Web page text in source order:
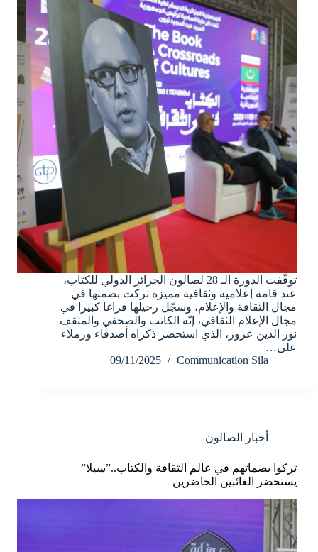
توقّفت الدورة الـ 28 لصالون الجزائر الدولي للكتاب،
عند قامة إعلامية وثقافية مميزة تركت بصمتها في
مجال الثقافة والإعلام، وسجّل رحيلها فراغا كبيرا في
مجال الإعلام الثقافي، إنّه الكاتب والصحفي والمثقف
نور الدين عزوز، الذي استحضر ذكراه أصدقاء وزملاء
على…
Communication Sila
09/11/2025
أخبار الصالون
تركوا بصماتهم في عالم الثقافة والكتاب..”سيلا”
يستحضر الغائبين الحاضرين